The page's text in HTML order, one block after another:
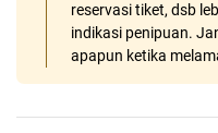
reservasi tiket, dsb
indikasi penipuan.
apapun ketika